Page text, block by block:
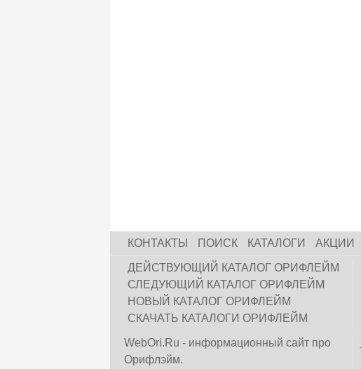
КОНТАКТЫ ПОИСК КАТАЛОГИ АКЦИИ
ДЕЙСТВУЮЩИЙ КАТАЛОГ ОРИФЛЕЙМ
СЛЕДУЮЩИЙ КАТАЛОГ ОРИФЛЕЙМ
НОВЫЙ КАТАЛОГ ОРИФЛЕЙМ
СКАЧАТЬ КАТАЛОГИ ОРИФЛЕЙМ
WebOri.Ru - информационный сайт про
Орифлэйм.